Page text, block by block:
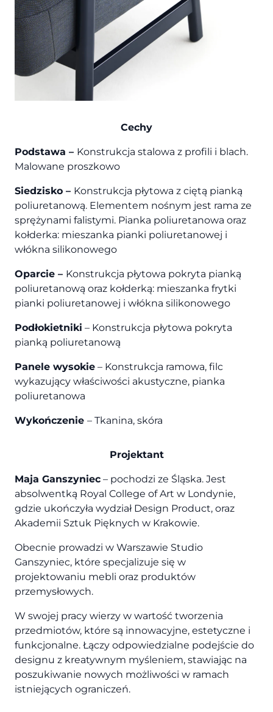
Cechy
Podstawa – Konstrukcja stalowa z profili i blach.
Malowane proszkowo
Siedzisko – Konstrukcja płytowa z ciętą pianką
poliuretanową. Elementem nośnym jest rama ze
sprężynami falistymi. Pianka poliuretanowa oraz
kołderka: mieszanka pianki poliuretanowej i
włókna silikonowego
Oparcie – Konstrukcja płytowa pokryta pianką
poliuretanową oraz kołderką: mieszanka frytki
pianki poliuretanowej i włókna silikonowego
Podłokietniki – Konstrukcja płytowa pokryta
pianką poliuretanową
Panele wysokie – Konstrukcja ramowa, filc
wykazujący właściwości akustyczne, pianka
poliuretanowa
Wykończenie – Tkanina, skóra
Projektant
Maja Ganszyniec – pochodzi ze Śląska. Jest
absolwentką Royal College of Art w Londynie,
gdzie ukończyła wydział Design Product, oraz
Akademii Sztuk Pięknych w Krakowie.
Obecnie prowadzi w Warszawie Studio
Ganszyniec, które specjalizuje się w
projektowaniu mebli oraz produktów
przemysłowych.
W swojej pracy wierzy w wartość tworzenia
przedmiotów, które są innowacyjne, estetyczne i
funkcjonalne. Łączy odpowiedzialne podejście do
designu z kreatywnym myśleniem, stawiając na
poszukiwanie nowych możliwości w ramach
istniejących ograniczeń.